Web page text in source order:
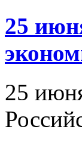
25
25